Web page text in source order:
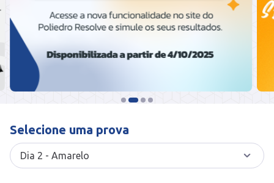
Selecione uma prova